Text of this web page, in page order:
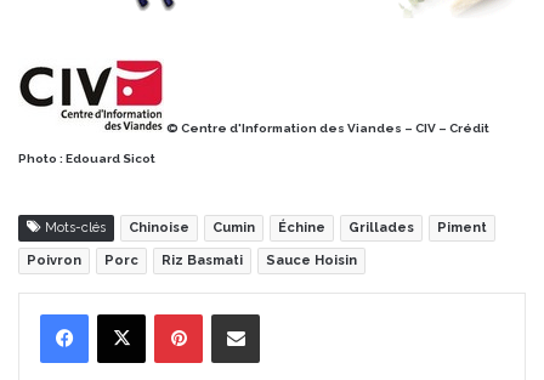
© Centre d'Information des Viandes – CIV – Crédit
Photo : Edouard Sicot
Mots-clés Chinoise Cumin Échine Grillades Piment
Poivron Porc Riz Basmati Sauce Hoisin